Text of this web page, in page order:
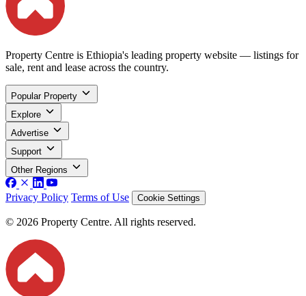
Property Centre is Ethiopia's leading property website — listings for
sale, rent and lease across the country.
Popular Property
Explore
Advertise
Support
Other Regions
Privacy Policy Terms of Use Cookie Settings
© 2026 Property Centre. All rights reserved.